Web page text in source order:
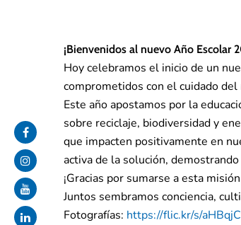
¡Bienvenidos al nuevo Año Escolar
Hoy celebramos el inicio de un
comprometidos con el cuidado
Este año apostamos por la
sobre reciclaje, biodiversidad y
que impacten positivamente en
activa de la solución,
¡Gracias por sumarse a esta
Juntos sembramos conciencia,
Fotografías: https://flic.kr/s/